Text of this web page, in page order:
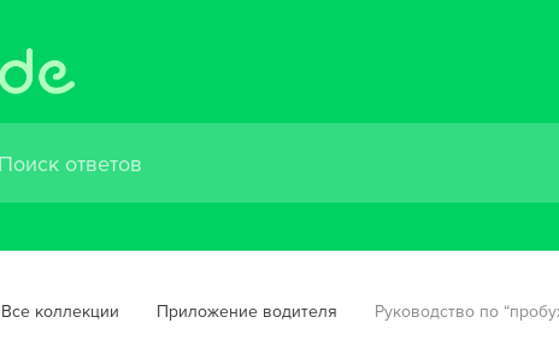
Все коллекции Приложение водителя Руководство по